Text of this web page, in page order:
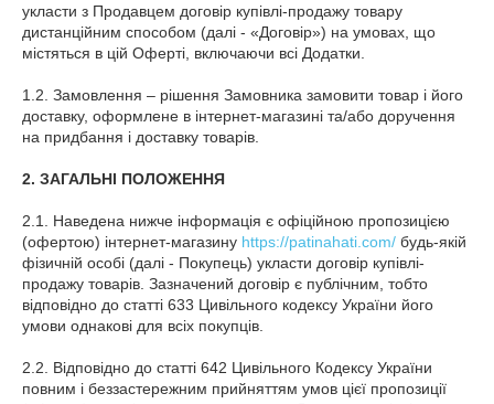
укласти з Продавцем договір купівлі-продажу товару
дистанційним способом (далі - «Договір») на умовах, що
містяться в цій Оферті, включаючи всі Додатки.
1.2. Замовлення – рішення Замовника замовити товар і його
доставку, оформлене в інтернет-магазині та/або доручення
на придбання і доставку товарів.
2. ЗАГАЛЬНІ ПОЛОЖЕННЯ
2.1. Наведена нижче інформація є офіційною пропозицією
(офертою) інтернет-магазину https://patinahati.com/ будь-якій
фізичній особі (далі - Покупець) укласти договір купівлі-
продажу товарів. Зазначений договір є публічним, тобто
відповідно до статті 633 Цивільного кодексу України його
умови однакові для всіх покупців.
2.2. Відповідно до статті 642 Цивільного Кодексу України
повним і беззастережним прийняттям умов цієї пропозиції